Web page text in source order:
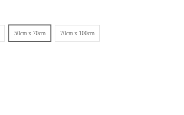
50cm x 70cm 70cm x 100cm